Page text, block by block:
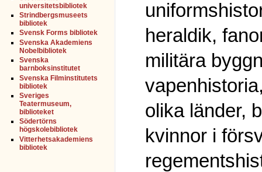
universitetsbibliotek
Strindbergsmuseets
bibliotek
Svensk Forms bibliotek
Svenska Akademiens
Nobelbibliotek
Svenska
barnboksinstitutet
Svenska Filminstitutets
bibliotek
Sveriges
Teatermuseum,
biblioteket
Södertörns
högskolebibliotek
Vitterhetsakademiens
bibliotek
heraldik,
militära
olika länder,
kvinnor i